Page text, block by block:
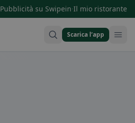
Pubblicità su Swipein·Il mio ristorante
Scarica l’app